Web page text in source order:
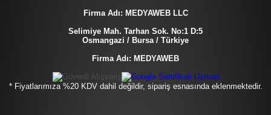
Firma Adı: MEDYAWEB LLC
Selimiye Mah. Tarhan Sok. No:1 D:5
Osmangazi / Bursa / Türkiye
Firma Adı: MEDYAWEB
* Fiyatlarımıza %20 KDV dahil değildir, sipariş esnasında eklenmektedir.